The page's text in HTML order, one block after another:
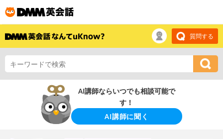
質問する
AI講師ならいつでも相談可能で
す！
AI講師に聞く